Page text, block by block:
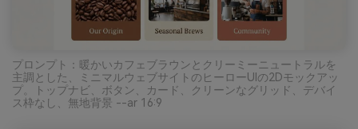
プロンプト：暖かいカフェブラウンとクリーミーニュートラルを
主調とした、ミニマルウェブサイトのヒーローUIの2Dモックアッ
プ。トップナビ、ボタン、カード、クリーンなグリッド、デバイ
ス枠なし、無地背景 --ar 16:9